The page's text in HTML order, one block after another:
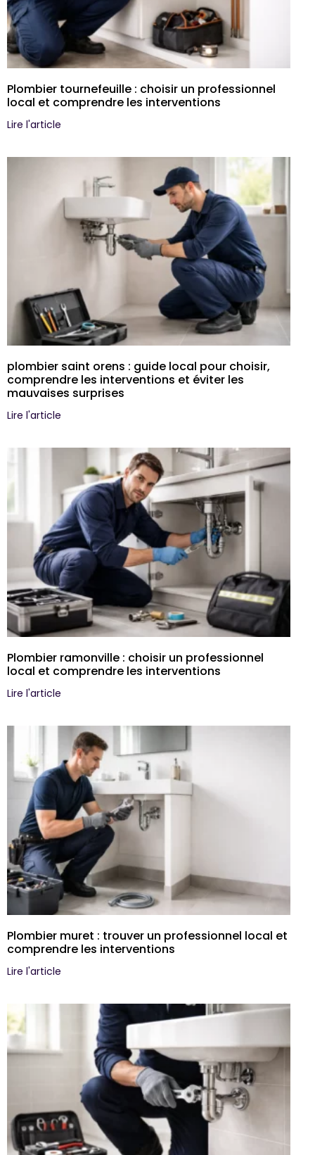
Plombier tournefeuille : choisir un professionnel
local et comprendre les interventions
Lire l'article
plombier saint orens : guide local pour choisir,
comprendre les interventions et éviter les
mauvaises surprises
Lire l'article
Plombier ramonville : choisir un professionnel
local et comprendre les interventions
Lire l'article
Plombier muret : trouver un professionnel local et
comprendre les interventions
Lire l'article